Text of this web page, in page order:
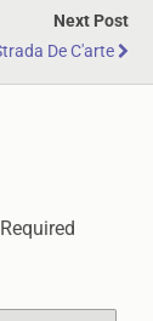
Next Post
De C'arte
Required